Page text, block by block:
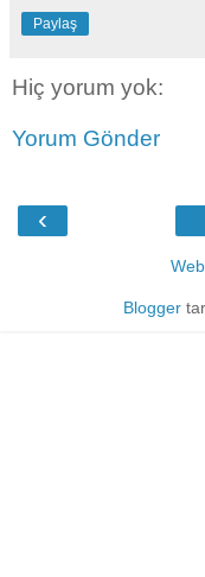
Paylaş
Hiç yorum yok:
Yorum Gönder
‹
Blogger